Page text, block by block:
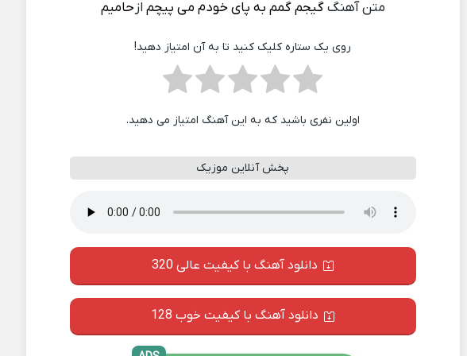
متن آهنگﮔﻴﺠﻢ ﮔﻤﻢ ﺑﻪ ﭘﺎی ﺧﻮدم ﻣﻰ ﭘﻴﭽﻢ از حامیم
روی یک ستاره کلیک کنید تا به آن امتیاز دهید!
اولین نفری باشید که به این آهنگ امتیاز می دهید.
پخش آنلاین موزیک
دانلود آهنگ با کیفیت عالی 320
دانلود آهنگ با کیفیت خوب 128